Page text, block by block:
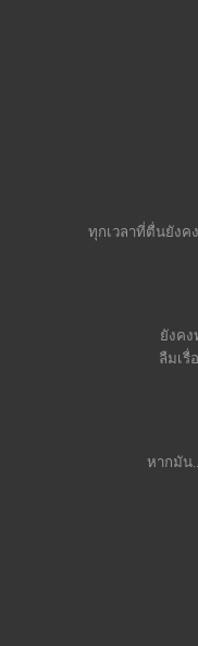
ทุกเวลาที่ตื่นยังค
งคงท
ลืมเรื่
หากมัน